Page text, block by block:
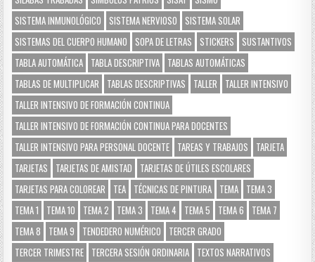
SISTEMA INMUNOLÓGICO
SISTEMA NERVIOSO
SISTEMA SOLAR
SISTEMAS DEL CUERPO HUMANO
SOPA DE LETRAS STICKERS
SUSTANTIVOS
TABLA AUTOMÁTICA TABLA DESCRIPTIVA TABLAS AUTOMÁTICAS
TABLAS DE MULTIPLICAR
TABLAS DESCRIPTIVAS TALLER
TALLER INTENSIVO
TALLER INTENSIVO DE FORMACIÓN CONTINUA
TALLER INTENSIVO DE FORMACIÓN CONTINUA PARA DOCENTES
TALLER INTENSIVO PARA PERSONAL DOCENTE TAREAS Y TRABAJOS
TARJETA
TARJETAS
TARJETAS DE AMISTAD
TARJETAS DE ÚTILES ESCOLARES
TARJETAS PARA COLOREAR
TEA TÉCNICAS DE PINTURA TEMA TEMA 3
TEMA 1
TEMA 10 TEMA 2 TEMA 3 TEMA 4 TEMA 5 TEMA 6
TEMA 7
TEMA 8
TEMA 9 TENDEDERO NUMÉRICO
TERCER GRADO
TERCER TRIMESTRE TERCERA SESIÓN ORDINARIA TEXTOS NARRATIVOS